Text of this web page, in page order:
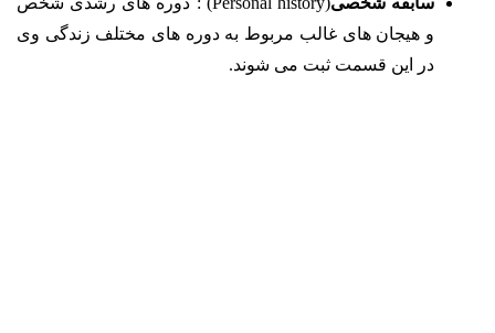
و هیجان های غالب مربوط به دوره های مختلف زندگی وی
در این قسمت ثبت می شوند.